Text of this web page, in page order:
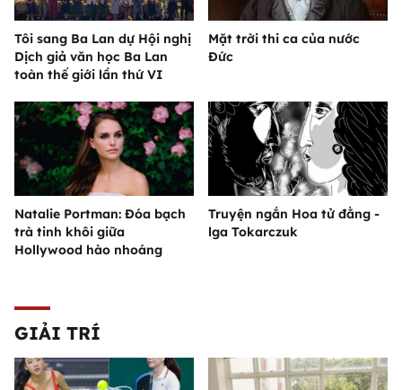
Tôi sang Ba Lan dự Hội nghị
Dịch giả văn học Ba Lan
toàn thế giới lần thứ VI
Mặt trời thi ca của nước
Đức
Natalie Portman: Đóa bạch
trà tinh khôi giữa
Hollywood hào nhoáng
Truyện ngắn Hoa tử đằng -
lga Tokarczuk
GIẢI TRÍ